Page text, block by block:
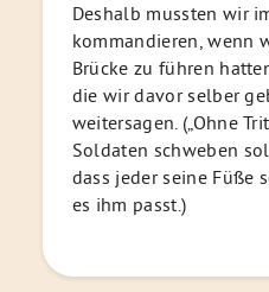
Deshalb mussten wir
kommandieren, wenn
Brücke zu führen
die wir davor selber
weitersagen. („Ohne
Soldaten schweben
dass jeder seine Füße
es ihm passt.)